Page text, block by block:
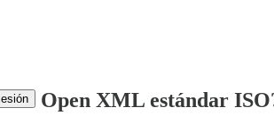
Open XML estándar